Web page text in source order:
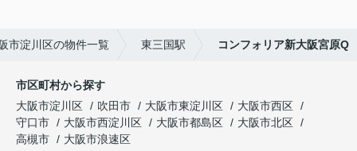
市淀川区の物件一覧 東三国駅 コンフォリア新大阪宮原Q
市区町村から探す
大阪市淀川区
吹田市 大阪市東淀川区
大阪市西区
守口市
大阪市西淀川区 大阪市都島区
大阪市北区
高槻市
大阪市浪速区